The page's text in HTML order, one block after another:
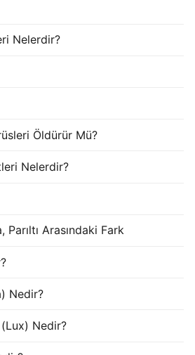
Nelerdir?
Öldürür Mü?
Nelerdir?
Arasındaki Fark
Nedir?
Nedir?